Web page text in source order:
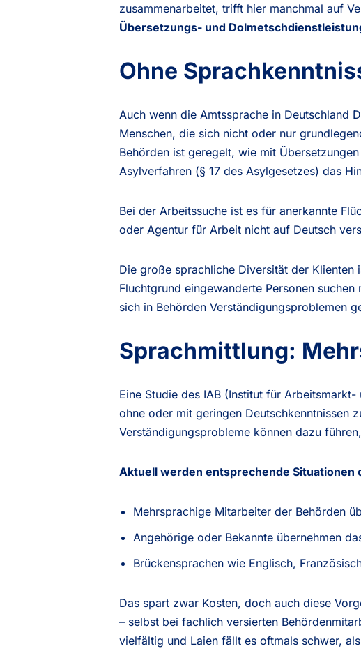
zusammenarbeitet, trifft hier manchmal auf
Übersetzungs- und
Ohne
Auch wenn die Amtssprache in Deutschland
Menschen, die sich nicht oder nur
Behörden ist geregelt, wie mit
Asylverfahren (§ 17 des Asylgesetzes) das
Bei der Arbeitssuche ist es für anerkannte
oder Agentur für Arbeit nicht auf Deutsch
Die große sprachliche Diversität der
Fluchtgrund eingewanderte Personen
sich in Behörden Verständigungsproblemen
Sprachmittlung:
Eine Studie des IAB (Institut für
ohne oder mit geringen Deutschkenntnissen
Verständigungsprobleme können dazu
Aktuell werden entsprechende Situationen
Mehrsprachige Mitarbeiter der Behörden
Angehörige oder Bekannte übernehmen
Brückensprachen wie Englisch,
Das spart zwar Kosten, doch auch diese
– selbst bei fachlich versierten
vielfältig und Laien fällt es oftmals schwer,